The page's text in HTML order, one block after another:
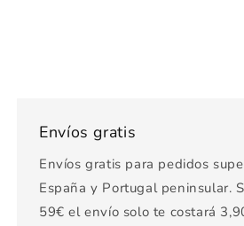
Envíos gratis
Envíos gratis para pedidos
España y Portugal peninsular.
59€ el envío solo te costará